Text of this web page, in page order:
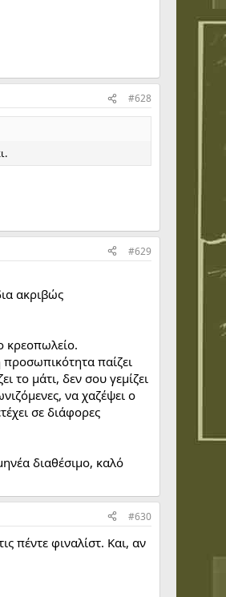
#628
#629
ακριβώς
κρεοπωλείο.
προσωπικότητα παίζει
το μάτι, δεν σου γεμίζει
να χαζέψει ο
σε διάφορες
διαθέσιμο, καλό
#630
πέντε φιναλίστ. Και, αν